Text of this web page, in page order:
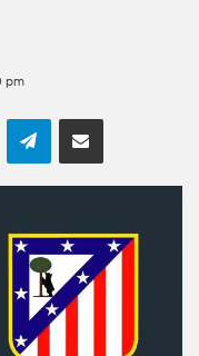
pm
TelegramCompartilhar por e-mail